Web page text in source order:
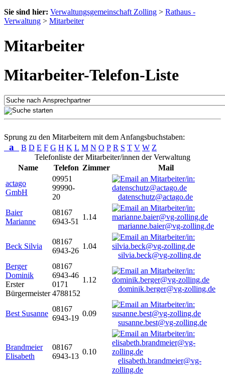
Sie sind hier: Verwaltungsgemeinschaft Zolling > Rathaus -
Verwaltung > Mitarbeiter
Mitarbeiter
Mitarbeiter-Telefon-Liste
Sprung zu den Mitarbeitern mit dem Anfangsbuchstaben:
a B D E F G H K L M N O P R S T V W Z
Telefonliste der Mitarbeiter/innen der Verwaltung
Name
Telefon Zimmer
Mail
actago
GmbH
09951
99990-
20
datenschutz@actago.de
Baier
Marianne
08167
6943-51
1.14
marianne.baier@vg-zolling.de
Beck Silvia
08167
6943-26
1.04
silvia.beck@vg-zolling.de
Berger
Dominik
Erster
Bürgermeister
08167
6943-46
0171
4788152
1.12
dominik.berger@vg-zolling.de
Best Susanne
08167
6943-19
0.09
susanne.best@vg-zolling.de
Brandmeier
Elisabeth
08167
6943-13
0.10
elisabeth.brandmeier@vg-
zolling.de